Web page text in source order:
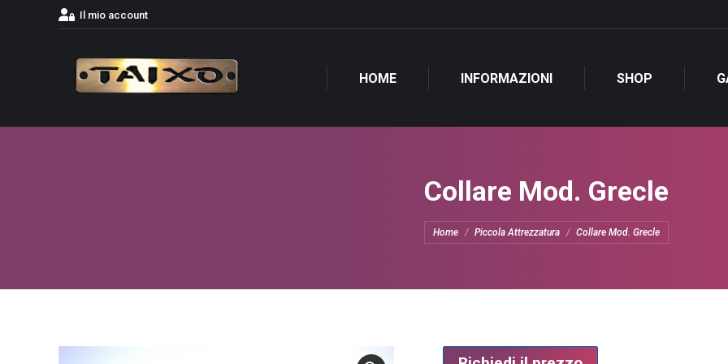
Il mio account
HOME INFORMAZIONI SHOP
Collare Mod. Grecle
Tu sei qui:
Home Piccola Attrezzatura Collare Mod. Grecle